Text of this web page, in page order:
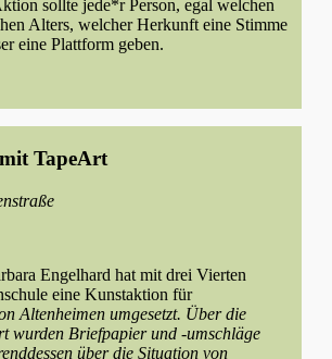
sollte jede*r Person, egal welchen
Alters, welcher Herkunft eine Stimme
eine Plattform geben.
TapeArt
Engelhard hat mit drei Vierten
eine Kunstaktion für
Altenheimen umgesetzt. Über die
wurden Briefpapier und -umschläge
über die Situation von